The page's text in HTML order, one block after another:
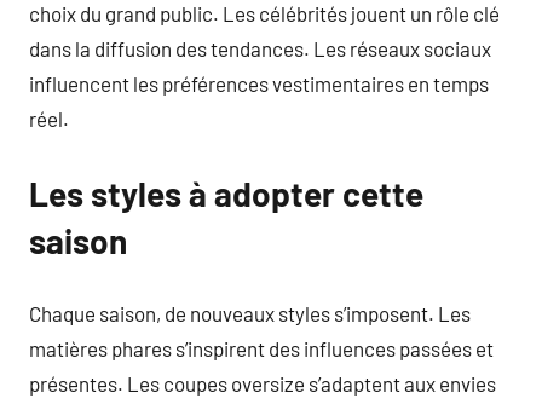
choix du grand public. Les célébrités jouent un rôle clé
dans la diffusion des tendances. Les réseaux sociaux
influencent les préférences vestimentaires en temps
réel.
Les styles à adopter cette
saison
Chaque saison, de nouveaux styles s’imposent. Les
matières phares s’inspirent des influences passées et
présentes. Les coupes oversize s’adaptent aux envies